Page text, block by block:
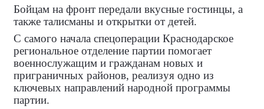
Бойцам на фронт передали вкусные гостинцы, а
также талисманы и открытки от детей.
С самого начала спецоперации Краснодарское
региональное отделение партии помогает
военнослужащим и гражданам новых и
приграничных районов, реализуя одно из
ключевых направлений народной программы
партии.